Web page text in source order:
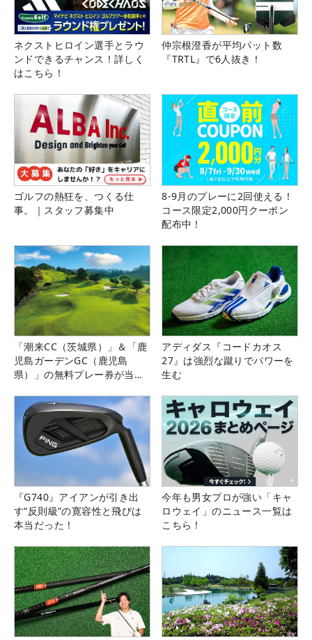
ネクストヒロイン選手とラウ
ンドできるチャンス！詳しく
はこちら！
仲宗根澄香が平均パット数
『TRTL』で6人抜き！
ゴルフの熱狂を、つくる仕
事。｜スタッフ募集中
8-9月のプレーに2回使える！
コース限定2,000円クーポン
配布中！
「潮来CC（茨城県）」＆「鹿
児島ガーデンGC（鹿児島
県）」の無料プレー券が当た
アディダス『コードカオス
27』は強烈な蹴りでパワーを
生む
『G740』アイアンが引き出
す“反則級”の寛容性と飛びは
本当だった！
今年も男女プロが強い「キャ
ロウェイ」のニュース一覧は
こちら！